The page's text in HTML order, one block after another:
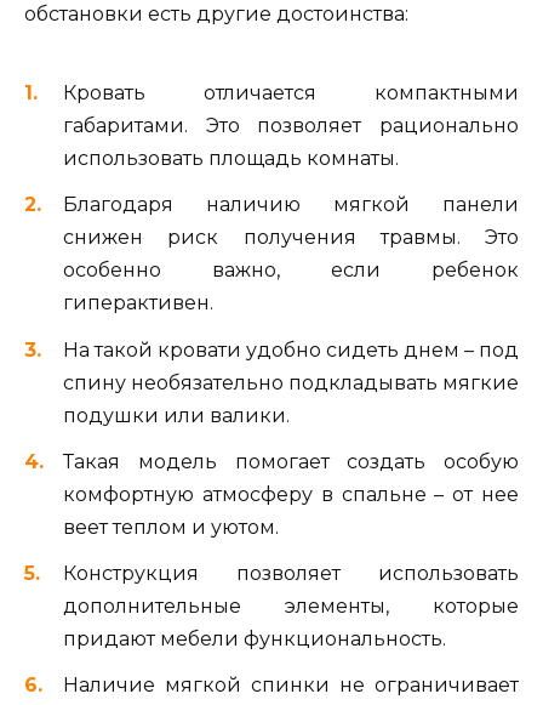
обстановки есть другие достоинства:
Кровать отличается компактными
габаритами. Это позволяет рационально
использовать площадь комнаты.
Благодаря наличию мягкой панели
снижен риск получения травмы. Это
особенно важно, если ребенок
гиперактивен.
На такой кровати удобно сидеть днем – под
спину необязательно подкладывать мягкие
подушки или валики.
Такая модель помогает создать особую
комфортную атмосферу в спальне – от нее
веет теплом и уютом.
Конструкция позволяет использовать
дополнительные элементы, которые
придают мебели функциональность.
Наличие мягкой спинки не ограничивает